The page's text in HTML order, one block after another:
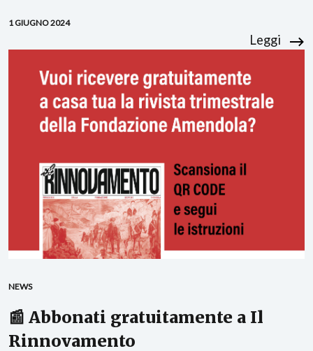
1 GIUGNO 2024
Leggi
NEWS
📰 Abbonati gratuitamente a Il
Rinnovamento